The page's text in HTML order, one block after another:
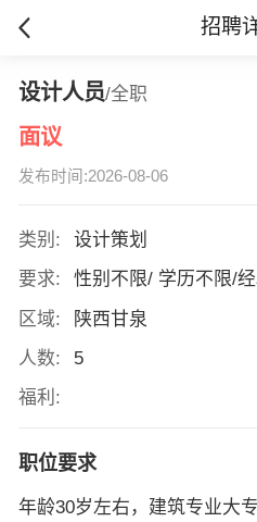
招聘
设计人员/全职
面议
发布时间:2026-08-06
类别:
设计策划
要求:
性别不限/ 学历不限/
区域:
陕西甘泉
人数:
5
福利:
职位要求
年龄30岁左右，建筑专业大